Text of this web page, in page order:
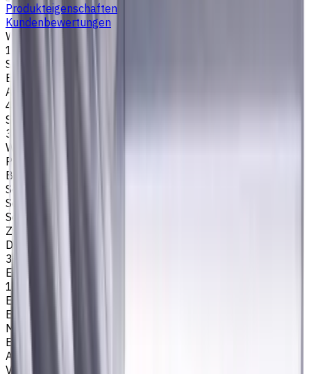
Produkteigenschaften
Kundenbewertungen
Werkzeugdurchmesser, mm
14
Stirngeometrie
Eckenradius
Anzahl der Schneiden
4
Schneidenlänge, mm
34
Werkstückmaterial
P - Stahl
Bearbeitungsart
Schlichtfräsen
Schulterfräsen
Schafttyp
Zylinderschaft
Drallwinkel
35/38
Eckenradius, mm
1
Easycut Serie
EM311
Marke
EASYCUT
Artikeltyp
VHM Schaftfräsern